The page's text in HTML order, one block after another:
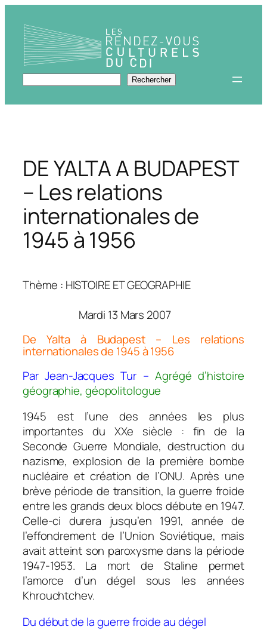
contenu
Rechercher Rechercher
DE YALTA A BUDAPEST
– Les relations
internationales de
1945 à 1956
Thème : HISTOIRE ET GEOGRAPHIE
Mardi 13 Mars 2007
De Yalta à Budapest – Les relations
internationales de 1945 à 1956
Par Jean-Jacques Tur –Agrégé d’histoire
géographie, géopolitologue
1945 est l’une des années les plus
importantes du XXe siècle : fin de la
Seconde Guerre Mondiale, destruction du
nazisme, explosion de la première bombe
nucléaire et création de l’ONU. Après une
brève période de transition, la guerre froide
entre les grands deux blocs débute en 1947.
Celle-ci durera jusqu’en 1991, année de
l’effondrement de l’Union Soviétique, mais
avait atteint son paroxysme dans la période
1947-1953. La mort de Staline permet
l’amorce d’un dégel sous les années
Khrouchtchev.
Du début de la guerre froide au dégel